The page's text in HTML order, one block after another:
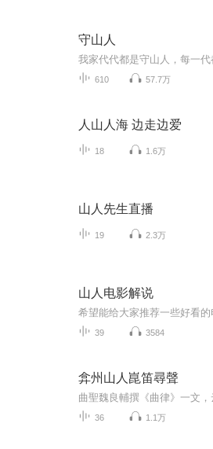
守山人
610 57.7万
人山人海 边走边爱
18 1.6万
山人先生直播
19 2.3万
山人电影解说
39 3584
弇州山人崑笛尋聲
36 1.1万